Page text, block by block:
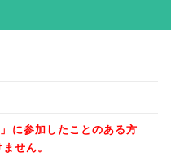
」 に参加したことのある方
せん。